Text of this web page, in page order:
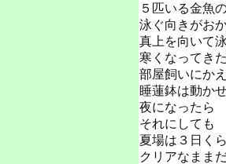
５匹いる金魚
泳ぐ向きがお
真上を向いて
寒くなってき
部屋飼いにか
睡蓮鉢は動か
夜になったら
それにしても
夏場は３日く
クリアなまま